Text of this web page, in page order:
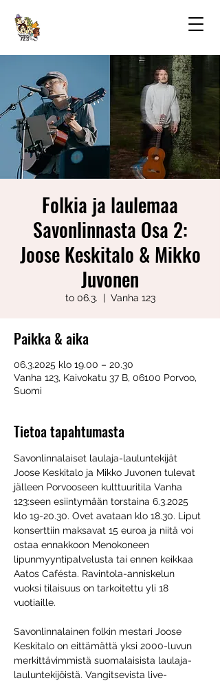
Folkia ja laulemaa
Savonlinnasta Osa 2:
Joose Keskitalo & Mikko
Juvonen
to 06.3.
  |
Vanha 123
Paikka & aika
06.3.2025 klo 19.00 – 20.30
Vanha 123, Kaivokatu 37 B, 06100 Porvoo,
Suomi
Tietoa tapahtumasta
Savonlinnalaiset laulaja-lauluntekijät
Joose Keskitalo ja Mikko Juvonen tulevat
jälleen Porvooseen kulttuuritila Vanha
123:seen esiintymään torstaina 6.3.2025
klo 19-20.30. Ovet avataan klo 18.30. Liput
konserttiin maksavat 15 euroa ja niitä voi
ostaa ennakkoon Menokoneen
lipunmyyntipalvelusta tai ennen keikkaa
Aatos Cafésta. Ravintola-anniskelun
vuoksi tilaisuus on tarkoitettu yli 18
vuotiaille.
Savonlinnalainen folkin mestari Joose
Keskitalo on eittämättä yksi 2000-luvun
merkittävimmistä suomalaisista laulaja-
lauluntekijöistä. Vangitsevista live-